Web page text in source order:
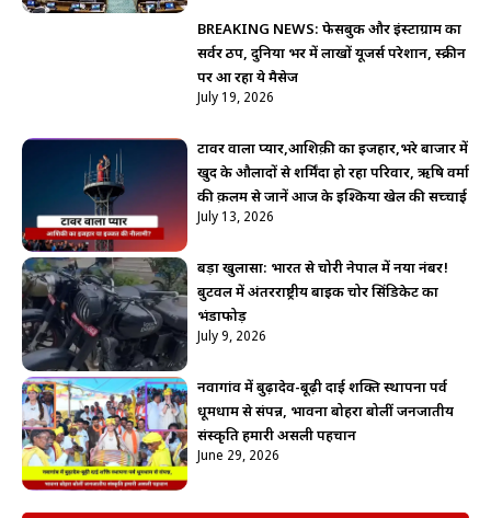
BREAKING NEWS: फेसबुक और इंस्टाग्राम का
सर्वर ठप, दुनिया भर में लाखों यूजर्स परेशान, स्क्रीन
पर आ रहा ये मैसेज
July 19, 2026
टावर वाला प्यार,आशिक़ी का इजहार,भरे बाजार में
खुद के औलादों से शर्मिंदा हो रहा परिवार, ऋषि वर्मा
की क़लम से जानें आज के इश्किया खेल की सच्चाई
July 13, 2026
बड़ा खुलासा: भारत से चोरी नेपाल में नया नंबर!
बुटवल में अंतरराष्ट्रीय बाइक चोर सिंडिकेट का
भंडाफोड़
July 9, 2026
नवागांव में बुढ़ादेव-बूढ़ी दाई शक्ति स्थापना पर्व
धूमधाम से संपन्न, भावना बोहरा बोलीं जनजातीय
संस्कृति हमारी असली पहचान
June 29, 2026